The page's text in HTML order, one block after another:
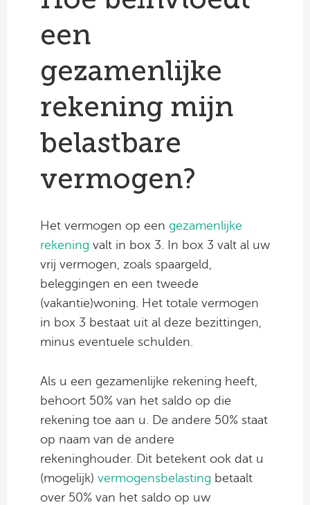
een
gezamenlijke
rekening mijn
belastbare
vermogen?
Het vermogen op een gezamenlijke
rekening valt in box 3. In box 3 valt al uw
vrij vermogen, zoals spaargeld,
beleggingen en een tweede
(vakantie)woning. Het totale vermogen
in box 3 bestaat uit al deze bezittingen,
minus eventuele schulden.
Als u een gezamenlijke rekening heeft,
behoort 50% van het saldo op die
rekening toe aan u. De andere 50% staat
op naam van de andere
rekeninghouder. Dit betekent ook dat u
(mogelijk) vermogensbelasting betaalt
over 50% van het saldo op uw